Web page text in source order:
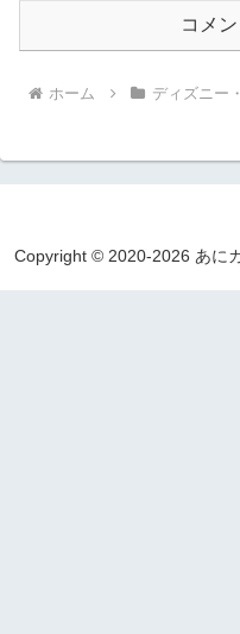
コメ
ホーム ディズニー
Copyright © 2020-2026 あに